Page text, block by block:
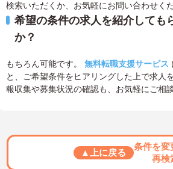
検索いただくか、お気軽にお問い合わせくだ
希望の条件の求人を紹介しても
か？
もちろん可能です。 無料転職支援サービス
と、ご希望条件をヒアリングした上で求人
報収集や募集状況の確認も、お気軽にご相
▲上に戻る
条件を変
再検